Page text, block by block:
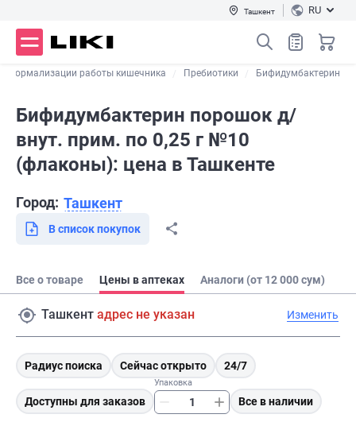
Ташкент RU
нормализации работы кишечника Пребиотики Бифидумбактерин
Бифидумбактерин порошок д/
внут. прим. по 0,25 г №10
(флаконы): цена в Ташкенте
Город: Ташкент
В список покупок
Все о товаре Цены в аптеках Аналоги (от 12 000 сум)
Ташкент адрес не указан Изменить
Радиус поиска Сейчас открыто 24/7
Доступны для заказов
Упаковка
Все в наличии